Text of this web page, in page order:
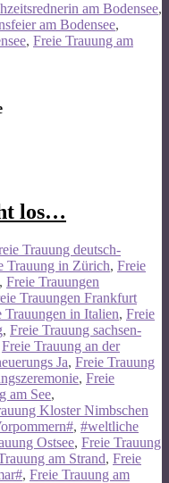
am Bodensee,
am Bodensee,
, Freie Trauung am
los…
Trauung deutsch-
Trauung in Zürich, Freie
, Freie Trauungen
Trauungen Frankfurt
Trauungen in Italien, Freie
, Freie Trauung sachsen-
Freie Trauung an der
Ja, Freie Trauung
, Freie
am See,
Kloster Nimbschen
, #weltliche
Ostsee, Freie Trauung
am Strand, Freie
, Freie Trauung am